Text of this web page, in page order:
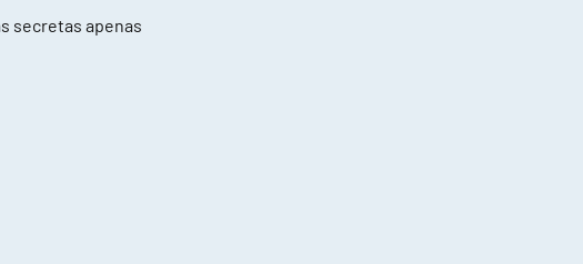
secretas apenas